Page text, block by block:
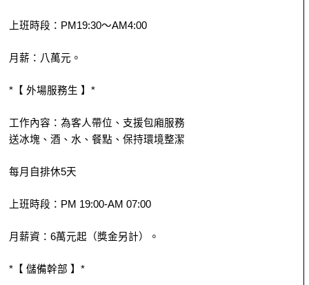
上班時段：PM19:30～AM4:00
月薪：八萬元。
*【 外場服務生 】*
工作內容：為客人帶位、支援包廂服務
送冰塊、酒、水、餐點、保持環境整潔
每月自排休5天
上班時段：PM 19:00-AM 07:00
月薪資：6萬元起（獎金另計）。
*【 儲備幹部 】*